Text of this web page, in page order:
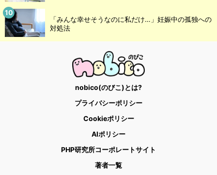
「みんな幸せそうなのに私だけ…」妊娠中の孤独への
対処法
nobico(のびこ)とは?
プライバシーポリシー
Cookieポリシー
AIポリシー
PHP研究所コーポレートサイト
著者一覧